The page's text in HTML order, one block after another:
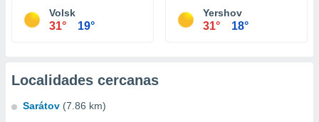
Volsk
31° 19°
Yershov
31° 18°
Localidades cercanas
Sarátov (7.86 km)